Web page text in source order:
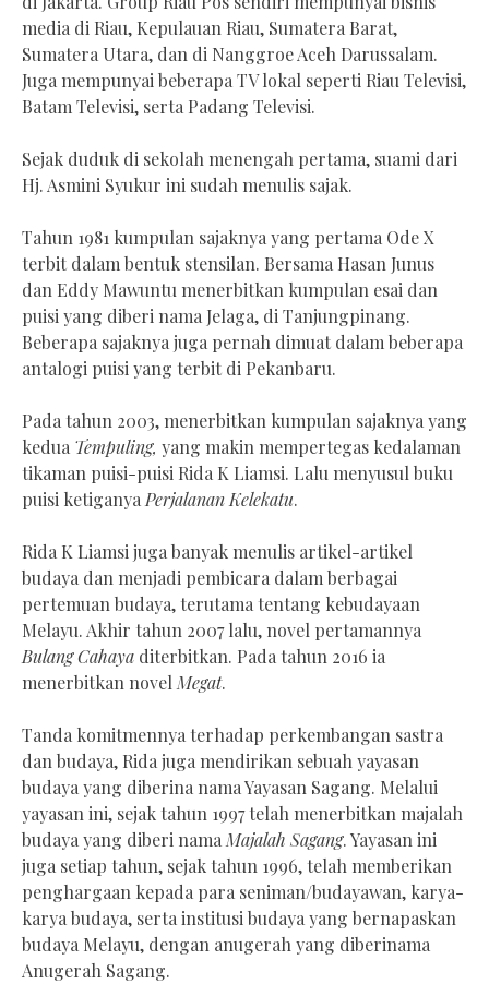
media di Riau, Kepulauan Riau, Sumatera Barat,
Sumatera Utara, dan di Nanggroe Aceh Darussalam.
Juga mempunyai beberapa TV lokal seperti Riau Televisi,
Batam Televisi, serta Padang Televisi.
Sejak duduk di sekolah menengah pertama, suami dari
Hj. Asmini Syukur ini sudah menulis sajak.
Tahun 1981 kumpulan sajaknya yang pertama Ode X
terbit dalam bentuk stensilan. Bersama Hasan Junus
dan Eddy Mawuntu menerbitkan kumpulan esai dan
puisi yang diberi nama Jelaga, di Tanjungpinang.
Beberapa sajaknya juga pernah dimuat dalam beberapa
antalogi puisi yang terbit di Pekanbaru.
Pada tahun 2003, menerbitkan kumpulan sajaknya yang
kedua Tempuling, yang makin mempertegas kedalaman
tikaman puisi-puisi Rida K Liamsi. Lalu menyusul buku
puisi ketiganya Perjalanan Kelekatu.
Rida K Liamsi juga banyak menulis artikel-artikel
budaya dan menjadi pembicara dalam berbagai
pertemuan budaya, terutama tentang kebudayaan
Melayu. Akhir tahun 2007 lalu, novel pertamannya
Bulang Cahaya diterbitkan. Pada tahun 2016 ia
menerbitkan novel Megat.
Tanda komitmennya terhadap perkembangan sastra
dan budaya, Rida juga mendirikan sebuah yayasan
budaya yang diberina nama Yayasan Sagang. Melalui
yayasan ini, sejak tahun 1997 telah menerbitkan majalah
budaya yang diberi nama Majalah Sagang. Yayasan ini
juga setiap tahun, sejak tahun 1996, telah memberikan
penghargaan kepada para seniman/budayawan, karya-
karya budaya, serta institusi budaya yang bernapaskan
budaya Melayu, dengan anugerah yang diberinama
Anugerah Sagang.